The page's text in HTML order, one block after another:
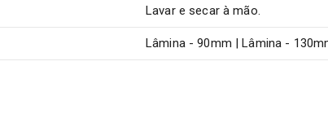
Lavar e secar à mão.
Lâmina - 90mm | Lâmina -